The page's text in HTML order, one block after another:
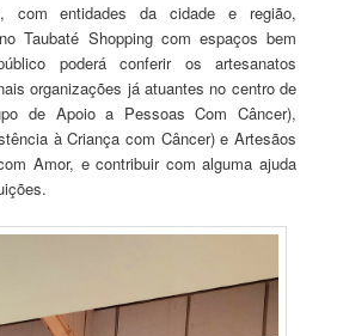
com entidades da cidade e região,
Taubaté Shopping com espaços bem
poderá conferir os artesanatos
organizações já atuantes no centro de
de Apoio a Pessoas Com Câncer),
à Criança com Câncer) e Artesãos
Amor, e contribuir com alguma ajuda